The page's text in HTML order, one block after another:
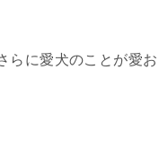
らに愛犬のことが愛お